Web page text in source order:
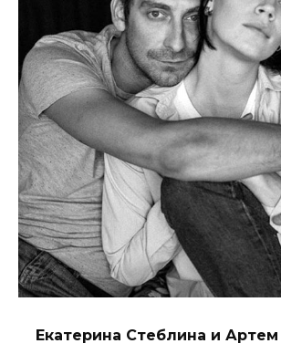
Екатерина Стеблина и Артем